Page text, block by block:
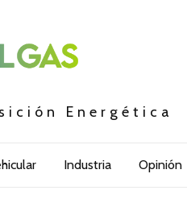
Energética
Industria Opinión